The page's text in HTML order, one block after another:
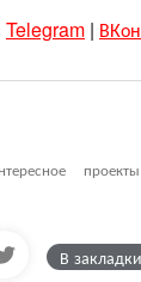
Telegram |
проекты
В закладки